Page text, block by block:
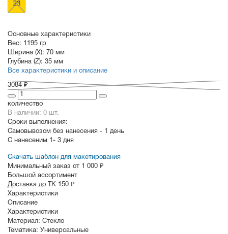
23
Основные характеристики
Вес: 1195 гр
Ширина (X): 70 мм
Глубина (Z): 35 мм
Все характеристики и описание
3084 ₽
количество
В наличии: 0 шт.
Сроки выполнения:
Самовывозом без нанесения - 1 день
С нанесеним 1- 3 дня
Скачать шаблон для макетирования
Минимальный заказ от 1 000 ₽
Большой ассортимент
Доставка до ТК 150 ₽
Характеристики
Описание
Характеристики
Материал: Стекло
Тематика: Универсальные